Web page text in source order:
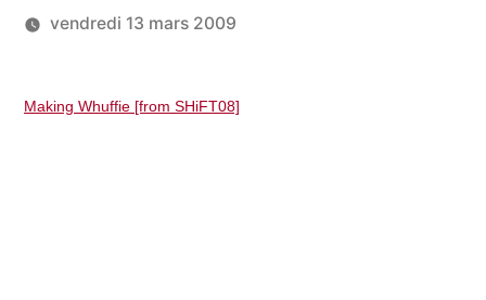
vendredi 13 mars 2009
Making Whuffie [from SHiFT08]